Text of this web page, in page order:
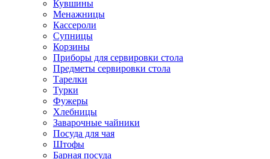
Кувшины
Менажницы
Кассероли
Супницы
Корзины
Приборы для сервировки стола
Предметы сервировки стола
Тарелки
Турки
Фужеры
Хлебницы
Заварочные чайники
Посуда для чая
Штофы
Барная посуда